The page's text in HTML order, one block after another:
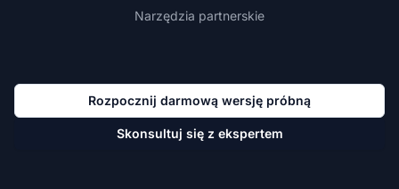
Narzędzia partnerskie
Rozpocznij darmową wersję próbną
Skonsultuj się z ekspertem